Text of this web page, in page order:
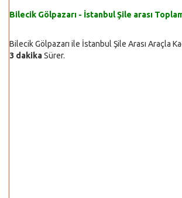
Bilecik Gölpazarı - İstanbul Şile arası
Bilecik Gölpazarı ile İstanbul Şile Arası Araçla
3 dakikaSürer.